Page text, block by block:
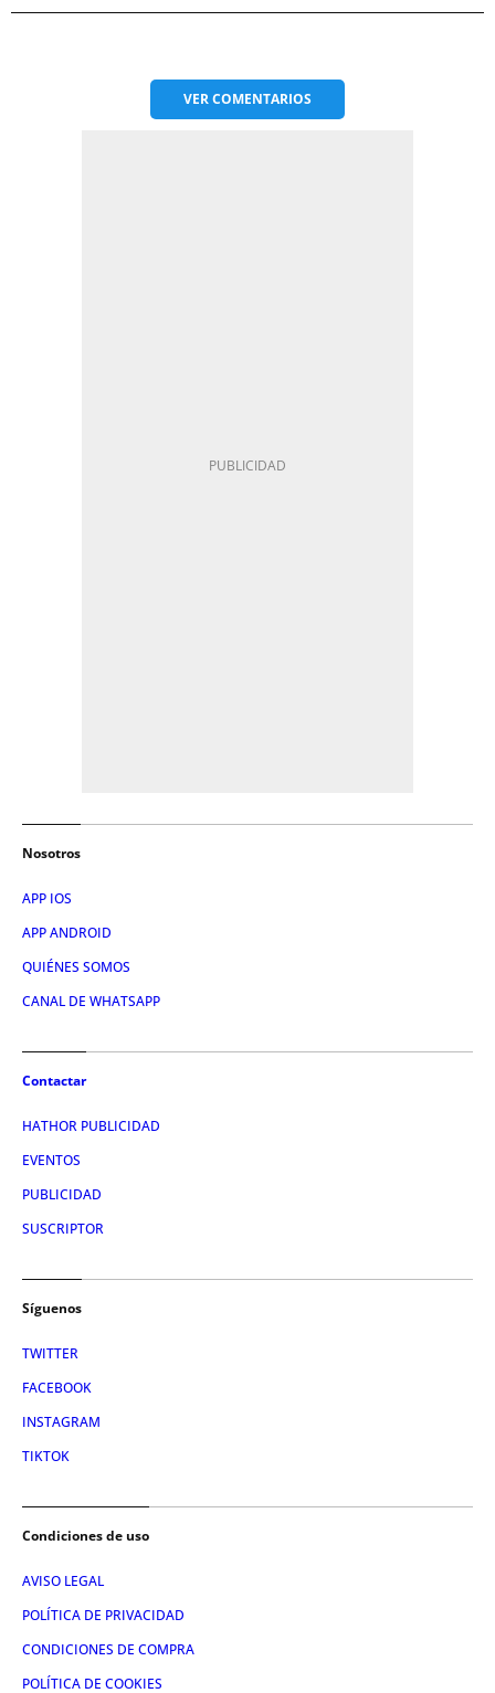
VERCOMENTARIOS
Nosotros
APP IOS
APP ANDROID
QUIÉNES SOMOS
CANAL DE WHATSAPP
Contactar
HATHOR PUBLICIDAD
EVENTOS
PUBLICIDAD
SUSCRIPTOR
Síguenos
TWITTER
FACEBOOK
INSTAGRAM
TIKTOK
Condiciones de uso
AVISO LEGAL
POLÍTICA DE PRIVACIDAD
CONDICIONES DE COMPRA
POLÍTICA DE COOKIES